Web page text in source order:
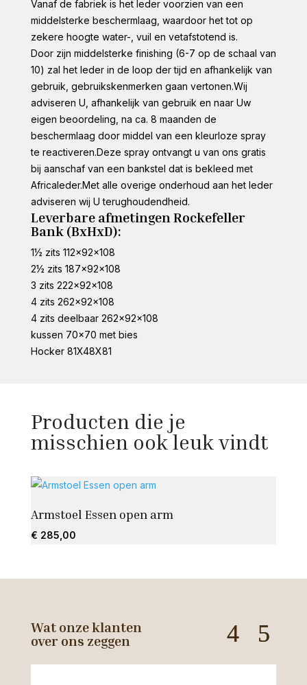
Vanaf de fabriek is het leder voorzien van een
middelsterke beschermlaag, waardoor het tot op
zekere hoogte water-, vuil en vetafstotend is.
Door zijn middelsterke finishing (6-7 op de schaal van
10) zal het leder in de loop der tijd en afhankelijk van
gebruik, gebruikskenmerken gaan vertonen.Wij
adviseren U, afhankelijk van gebruik en naar Uw
eigen beoordeling, na ca. 8 maanden de
beschermlaag door middel van een kleurloze spray
te reactiveren.Deze spray ontvangt u van ons gratis
bij aanschaf van een bankstel dat is bekleed met
Africaleder.Met alle overige onderhoud aan het leder
adviseren wij U terughoudendheid.
Leverbare afmetingen Rockefeller
Bank (BxHxD):
1½ zits 112x92x108
2½ zits 187x92x108
3 zits 222x92x108
4 zits 262x92x108
4 zits deelbaar 262x92x108
kussen 70×70 met bies
Hocker 81X48X81
Producten die je
misschien ook leuk vindt
Armstoel Essen open arm
€ 285,00
Wat onze klanten
over ons zeggen